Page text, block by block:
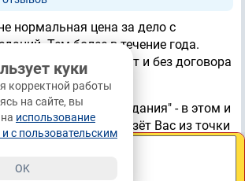
нормальная цена за дело с
Тем более в течение года.
шансов: юрист и без договора
в суде.
и походила на заседания" - в этом и
Таксист просто везёт Вас из точки
просто смотрит и назначает
куки
корректной работы
на сайте, вы
использование
с пользовательским
OK